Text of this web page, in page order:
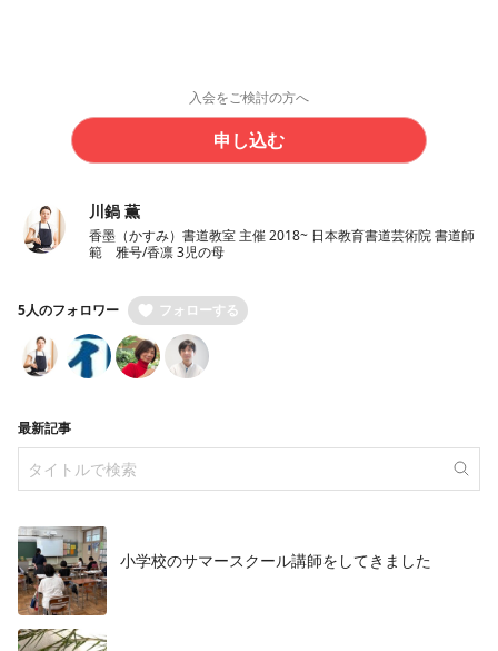
入会をご検討の方へ
申し込む
川鍋 薫
香墨（かすみ）書道教室 主催 2018~ 日本教育書道芸術院 書道師
範 雅号/香凛 3児の母
5人のフォロワー フォローする
最新記事
小学校のサマースクール講師をしてきました